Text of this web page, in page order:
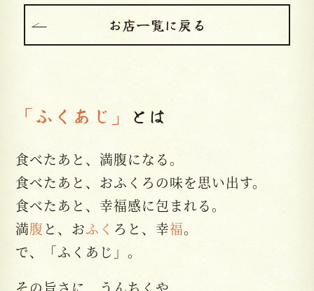
お店一覧に戻る
「ふくあじ」 とは
食べたあと、満腹になる。
食べたあと、おふくろの味を思い出す。
食べたあと、幸福感に包まれる。
満腹 と、おふく ろと、幸福。
で、「ふくあじ」。